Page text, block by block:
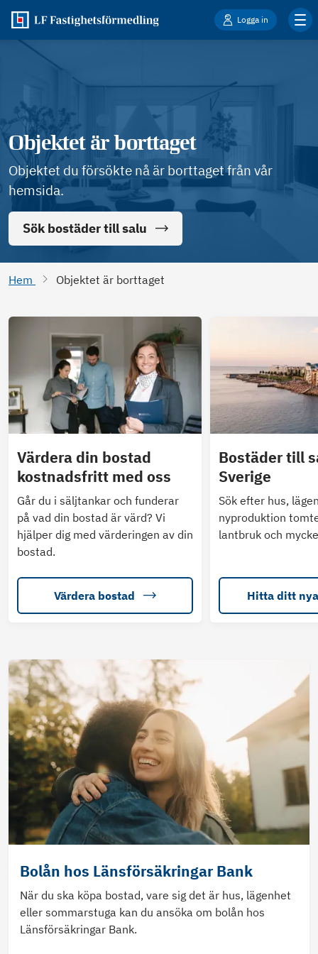
Logga in
Objektet är borttaget
Objektet du försökte nå är borttaget från vår
hemsida.
Sök bostäder till salu
Hem Objektet är borttaget
Värdera din bostad
kostnadsfritt med oss
Går du i säljtankar och funderar
på vad din bostad är värd? Vi
hjälper dig med värderingen av din
bostad.
Värdera bostad
Bostäder till
Sverige
Sök efter hus,
nyproduktion
lantbruk och
Hitta ditt
Bolån hos Länsförsäkringar Bank
När du ska köpa bostad, vare sig det är hus, lägenhet
eller sommarstuga kan du ansöka om bolån hos
Länsförsäkringar Bank.